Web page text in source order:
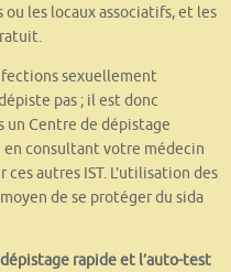
ou les locaux associatifs, et les
sexuellement
pas ; il est donc
un Centre de dépistage
en consultant votre médecin
autres IST. L’utilisation des
de se protéger du sida
rapide et l’auto-test